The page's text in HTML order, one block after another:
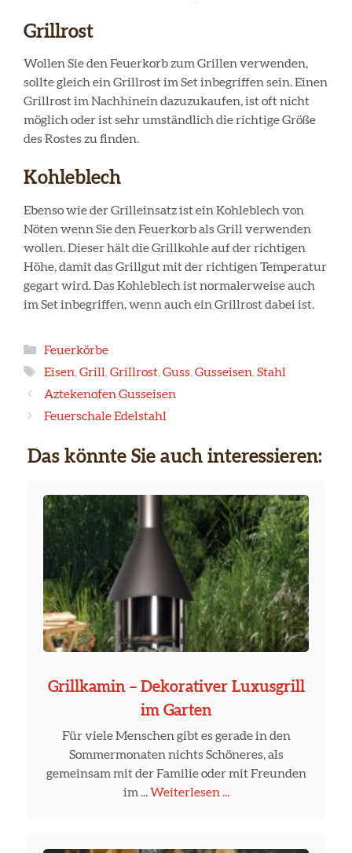
Grillrost
Wollen Sie den Feuerkorb zum Grillen verwenden,
sollte gleich ein Grillrost im Set inbegriffen sein. Einen
Grillrost im Nachhinein dazuzukaufen, ist oft nicht
möglich oder ist sehr umständlich die richtige Größe
des Rostes zu finden.
Kohleblech
Ebenso wie der Grilleinsatz ist ein Kohleblech von
Nöten wenn Sie den Feuerkorb als Grill verwenden
wollen. Dieser hält die Grillkohle auf der richtigen
Höhe, damit das Grillgut mit der richtigen Temperatur
gegart wird. Das Kohleblech ist normalerweise auch
im Set inbegriffen, wenn auch ein Grillrost dabei ist.
Kategorien
Feuerkörbe
Schlagwörter
Eisen,Grill,Grillrost,Guss,Gusseisen,Stahl
Aztekenofen Gusseisen
Feuerschale Edelstahl
Das könnte Sie auch interessieren:
Grillkamin – Dekorativer Luxusgrill
im Garten
Für viele Menschen gibt es gerade in den
Sommermonaten nichts Schöneres, als
gemeinsam mit der Familie oder mit Freunden
im ...Weiterlesen ...